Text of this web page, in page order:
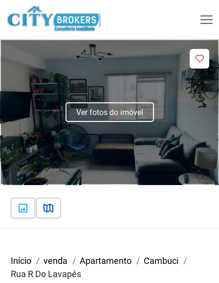
Ver fotos do imóvel
Início venda Apartamento
Cambuci
Rua R Do Lavapés